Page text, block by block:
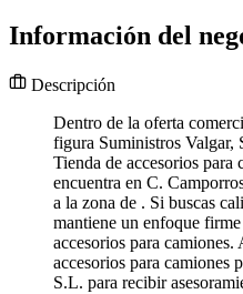
Información del
Descripción
Dentro de la oferta
figura Suministros Valgar,
Tienda de accesorios para
encuentra en C.
a la zona de . Si buscas
mantiene un enfoque
accesorios para
accesorios para camiones
S.L. para recibir